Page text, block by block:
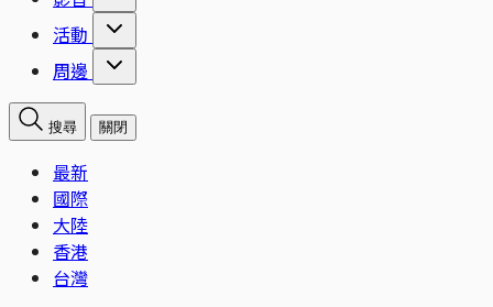
活動
周邊
搜尋 關閉
最新
國際
大陸
香港
台灣